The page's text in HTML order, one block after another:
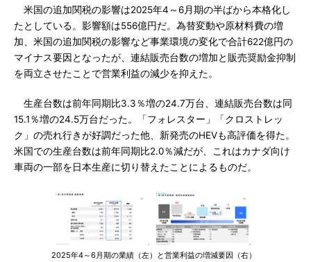
米国の追加関税の影響は2025年4～6月期の半ばから本格化し
たとしている。影響額は556億円だ。為替変動や原材料費の増
加、米国の追加関税の影響など事業環境の変化で合計622億円の
マイナス要因となったが、連結販売台数の増加と販売奨励金抑制
を両立させたことで営業利益の減少を抑えた。
生産台数は前年同期比3.3％増の24.7万台、連結販売台数は同
15.1％増の24.5万台だった。「フォレスター」「クロストレッ
ク」の売れ行きが好調だった他、新発売のHEVも高評価を得た。
米国での生産台数は前年同期比2.0％減だが、これはカナダ向け
車両の一部を日本生産に切り替えたことによるものだ。
2025年4～6月期の業績（左）と営業利益の増減要因（右）